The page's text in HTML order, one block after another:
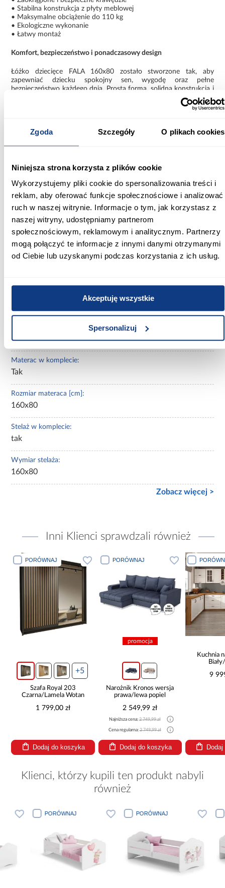
Zgoda Szczegóły O plikach cookies
Niniejsza strona korzysta z plików cookie
Wykorzystujemy pliki cookie do spersonalizowania treści i
reklam, aby oferować funkcje społecznościowe i analizować
ruch w naszej witrynie. Informacje o tym, jak korzystasz z
naszej witryny, udostępniamy partnerom
społecznościowym, reklamowym i analitycznym. Partnerzy
mogą połączyć te informacje z innymi danymi otrzymanymi
od Ciebie lub uzyskanymi podczas korzystania z ich usług.
Akceptuję wszystkie
Spersonalizuj
• Stabilna konstrukcja z płyty meblowej
• Maksymalne obciążenie do 110 kg
• Ekologiczne wykonanie
• Łatwy montaż
Komfort, bezpieczeństwo i ponadczasowy design
Łóżko dziecięce FALA 160x80 zostało stworzone tak, aby
zapewniać dziecku spokojny sen, wygodę oraz pełne
bezpieczeństwo każdego dnia. Prosta forma, solidna konstrukcja i
funkcjonalne rozwiązania sprawiają, że to uniwersalny wybór do
Informacje Informacje o produkcie
164.00
Głębokość [cm]:
78.00
Szerokość pow. spania [cm]:
Powierzchnia spania [cm]:
160x80
Materac w komplecie:
Tak
Rozmiar materaca [cm]:
160x80
Stelaż w komplecie:
tak
Wymiar stelaża:
160x80
Zobacz więcej >
Inni Klienci sprawdzali również
PORÓWNAJ
+5
Szafa Royal 203
Czarna/Lamela Wotan
1 799,00 zł
Dodaj do koszyka
PORÓWNAJ
promocja
Narożnik Kronos wersja
prawa/lewa popiel
2 549,99 zł
Najniższa cena:2 749,99 zł
Cena regularna:2 749,99 zł
Dodaj do koszyka
Kuchnia
9
Klienci, którzy kupili ten produkt nabyli
również
PORÓWNAJ PORÓWNAJ